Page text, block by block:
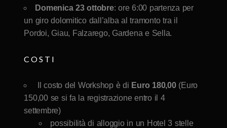
Domenica 23 ottobre: ore 6:00 partenza per
un giro dolomitico dall’alba al tramonto tra il
Pordoi, Giau, Falzarego, Gardena e Sella.
COSTI
Il costo del Workshop è di Euro 180,00(Euro
150,00 se si fa la registrazione entro il 4
settembre)
possibilità di alloggio in un Hotel 3 stelle